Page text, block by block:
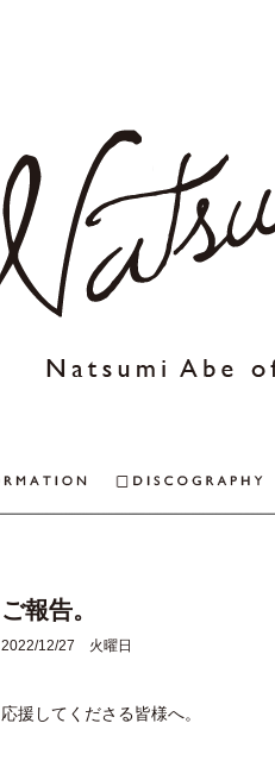
ご報告。
2022/12/27 火曜日
応援してくださる皆様へ。